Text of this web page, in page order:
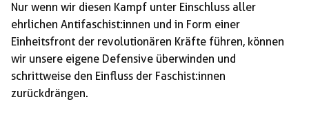
Nur wenn wir diesen Kampf unter Einschluss aller
ehrlichen Antifaschist:innen und in Form einer
Einheitsfront der revolutionären Kräfte führen, können
wir unsere eigene Defensive überwinden und
schrittweise den Einfluss der Faschist:innen
zurückdrängen.